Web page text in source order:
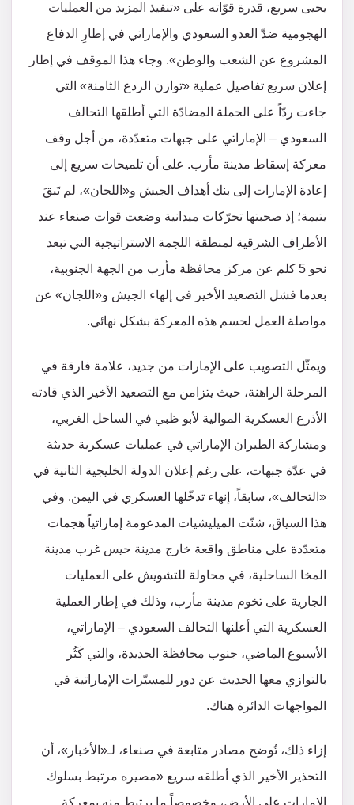
يحيى سريع، قدرة قوّاته على «تنفيذ المزيد من العمليات
الهجومية ضدّ العدو السعودي والإماراتي في إطارِ الدفاع
المشروع عن الشعب والوطن». وجاء هذا الموقف في إطار
إعلان سريع تفاصيل عملية «توازن الردع الثامنة» التي
جاءت ردّاً على الحملة المضادّة التي أطلقها التحالف
السعودي – الإماراتي على جبهات متعدّدة، من أجل وقف
معركة إسقاط مدينة مأرب. على أن تلميحات سريع إلى
إعادة الإمارات إلى بنك أهداف الجيش و«اللجان»، لم تَبقَ
يتيمة؛ إذ صحبتها تحرّكات ميدانية وضعت قوات صنعاء عند
الأطراف الشرقية لمنطقة اللجمة الاستراتيجية التي تبعد
نحو 5 كلم عن مركز محافظة مأرب من الجهة الجنوبية،
بعدما فشل التصعيد الأخير في إلهاء الجيش و«اللجان» عن
مواصلة العمل لحسم هذه المعركة بشكل نهائي.
ويمثّل التصويب على الإمارات من جديد، علامة فارقة في
المرحلة الراهنة، حيث يتزامن مع التصعيد الأخير الذي قادته
الأذرع العسكرية الموالية لأبو ظبي في الساحل الغربي،
ومشاركة الطيران الإماراتي في عمليات عسكرية حديثة
في عدّة جبهات، على رغم إعلان الدولة الخليجية الثانية في
«التحالف»، سابقاً، إنهاء تدخّلها العسكري في اليمن. وفي
هذا السياق، شنّت الميليشيات المدعومة إماراتياً هجمات
متعدّدة على مناطق واقعة خارج مدينة حيس غرب مدينة
المخا الساحلية، في محاولة للتشويش على العمليات
الجارية على تخوم مدينة مأرب، وذلك في إطار العملية
العسكرية التي أعلنها التحالف السعودي – الإماراتي،
الأسبوع الماضي، جنوب محافظة الحديدة، والتي كَثُر
بالتوازي معها الحديث عن دور للمسيّرات الإماراتية في
المواجهات الدائرة هناك.
إزاء ذلك، تُوضح مصادر متابعة في صنعاء، لـ«الأخبار»، أن
التحذير الأخير الذي أطلقه سريع «مصيره مرتبط بسلوك
الإمارات على الأرض، وخصوصاً ما يرتبط منه بمعركة